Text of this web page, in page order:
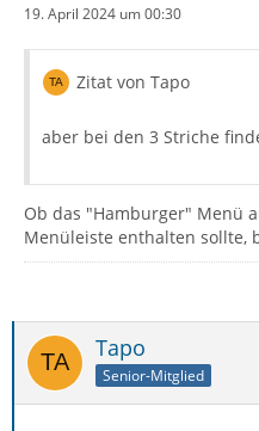
19. April 2024 um 00:30
Zitat von Tapo
aber bei den 3 Striche
Ob das "Hamburger" Menü
Menüleiste enthalten sollte,
Tapo
Senior-Mitglied